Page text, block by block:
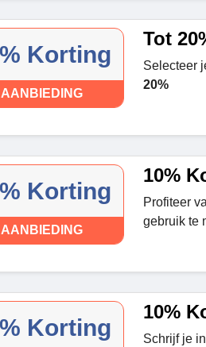
Korting
AANBIEDING
Tot
Selecteer
20%
Korting
AANBIEDING
10%
Profiteer
gebruik te
Korting
10%
Schrijf je